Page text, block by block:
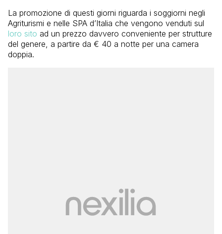
La promozione di questi giorni riguarda i soggiorni negli
Agriturismi e nelle SPA d’Italia che vengono venduti sul
loro sito ad un prezzo davvero conveniente per strutture
del genere, a partire da € 40 a notte per una camera
doppia.